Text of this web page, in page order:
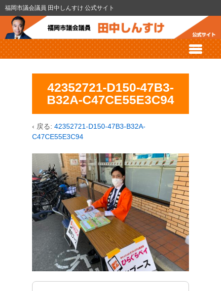
福岡市議会議員 田中しんすけ 公式サイト
42352721-D150-47B3-
B32A-C47CE55E3C94
‹ 戻る: 42352721-D150-47B3-B32A-
C47CE55E3C94